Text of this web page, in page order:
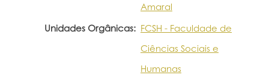
Amaral
Unidades Orgânicas: FCSH - Faculdade de
Ciências Sociais e
Humanas